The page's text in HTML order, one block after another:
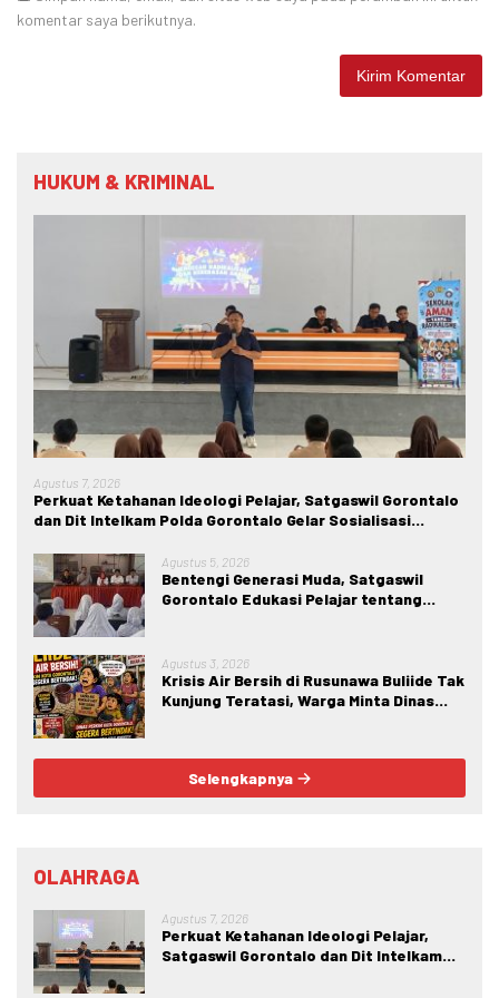
komentar saya berikutnya.
HUKUM & KRIMINAL
Agustus 7, 2026
Perkuat Ketahanan Ideologi Pelajar, Satgaswil Gorontalo
dan Dit Intelkam Polda Gorontalo Gelar Sosialisasi
Agustus 5, 2026
Bentengi Generasi Muda, Satgaswil
Gorontalo Edukasi Pelajar tentang
Agustus 3, 2026
Krisis Air Bersih di Rusunawa Buliide Tak
Kunjung Teratasi, Warga Minta Dinas
Selengkapnya
OLAHRAGA
Agustus 7, 2026
Perkuat Ketahanan Ideologi Pelajar,
Satgaswil Gorontalo dan Dit Intelkam